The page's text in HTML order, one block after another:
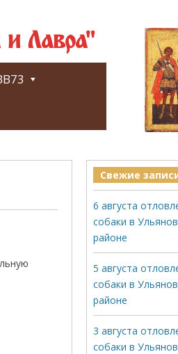
Лавра"
Свежие
6 августа
собаки в
районе
5 августа
собаки в
районе
3 августа
собаки в